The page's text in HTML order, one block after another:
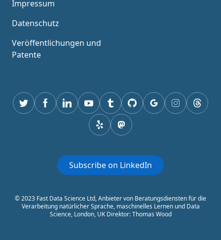
Impressum
Datenschutz
Veröffentlichungen und
Patente
TwitterFacebookLinkedinYoutubeTumblrGitHubGoogleInstagram
Yelp
mastodon
Subscribe on LinkedIn
© 2023 Fast Data Science Ltd, Anbieter von Beratungsdiensten für die
Verarbeitung natürlicher Sprache, maschinelles Lernen und Data
Science, London, UK Direktor: Thomas Wood